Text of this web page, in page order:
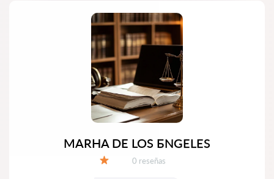
MARНA DE LOS БNGELES
Número de reseñas:
0 reseñas